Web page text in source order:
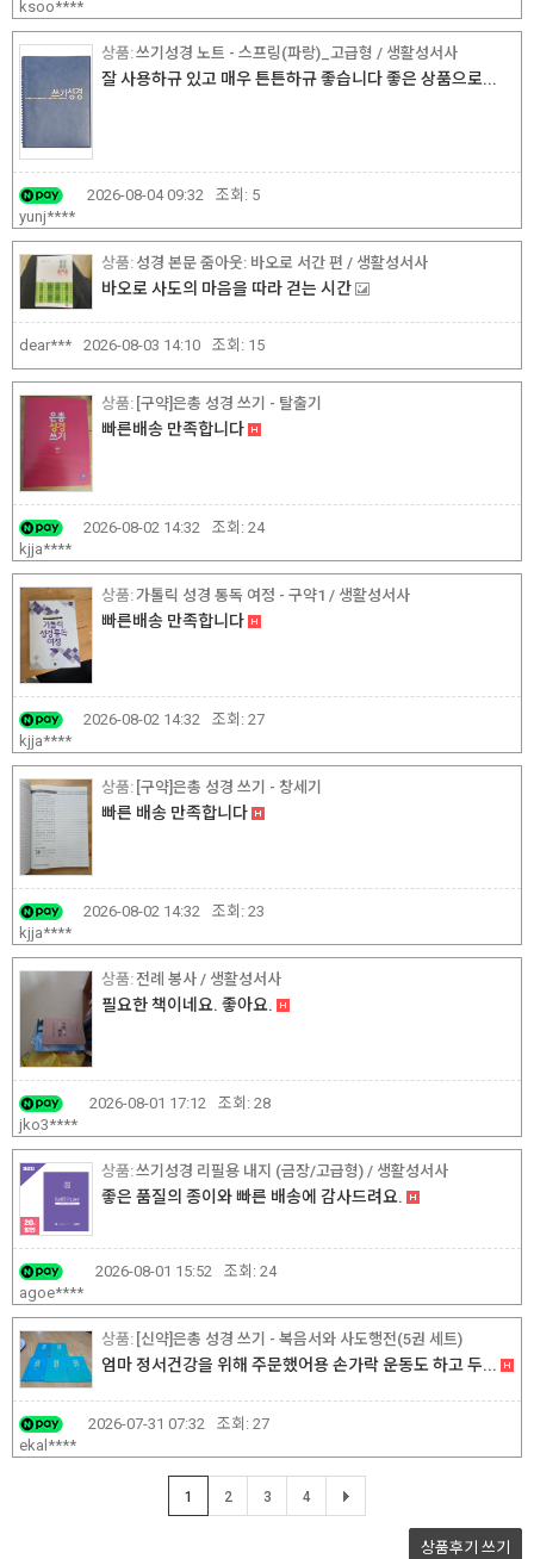
ksoo****
쓰기성경 노트 - 스프링(파랑)_고급형 / 생활성서사
잘 사용하규 있고 매우 튼튼하규 좋습니다 좋은 상품으로...
yunj****
2026-08-04 09:32 조회: 5
성경 본문 줌아웃: 바오로 서간 편 / 생활성서사
바오로 사도의 마음을 따라 걷는 시간
dear*** 2026-08-03 14:10 조회: 15
[구약]은총 성경 쓰기 - 탈출기
빠른배송 만족합니다
kjja****
2026-08-02 14:32 조회: 24
가톨릭 성경 통독 여정 - 구약1 / 생활성서사
빠른배송 만족합니다
kjja****
2026-08-02 14:32 조회: 27
[구약]은총 성경 쓰기 - 창세기
빠른 배송 만족합니다
kjja****
2026-08-02 14:32 조회: 23
전례 봉사 / 생활성서사
필요한 책이네요. 좋아요.
jko3****
2026-08-01 17:12 조회: 28
쓰기성경 리필용 내지 (금장/고급형) / 생활성서사
좋은 품질의 종이와 빠른 배송에 감사드려요.
agoe****
2026-08-01 15:52 조회: 24
[신약]은총 성경 쓰기 - 복음서와 사도행전(5권 세트)
엄마 정서건강을 위해 주문했어용 손가락 운동도 하고 두...
ekal****
2026-07-31 07:32 조회: 27
1 2 3 4
상품후기 쓰기